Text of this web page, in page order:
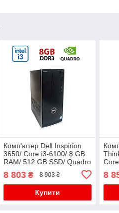
Комп'ютер Dell Inspirion
3650/ Core i3-6100/ 8 GB
RAM/ 512 GB SSD/ Quadro
8 803₴ 8 903 ₴
Купити
8